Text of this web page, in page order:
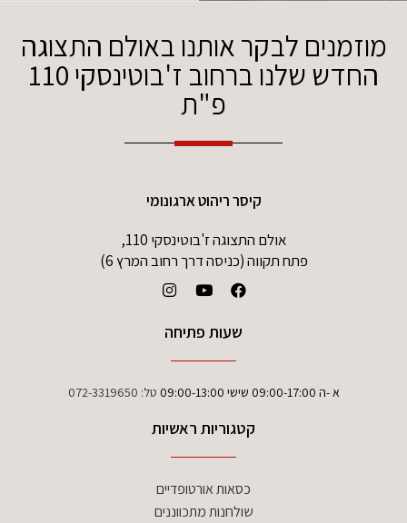
מוזמנים לבקר אותנו באולם התצוגה
החדש שלנו ברחוב ז'בוטינסקי 110
פ"ת
קיסר ריהוט ארגונומי
אולם התצוגה ז'בוטינסקי 110,
פתח תקווה (כניסה דרך רחוב המרץ 6)
שעות פתיחה
א -ה 09:00-17:00 שישי 09:00-13:00 טל: 072-3319650
קטגוריות ראשיות
כסאות אורטופדיים
שולחנות מתכווננים